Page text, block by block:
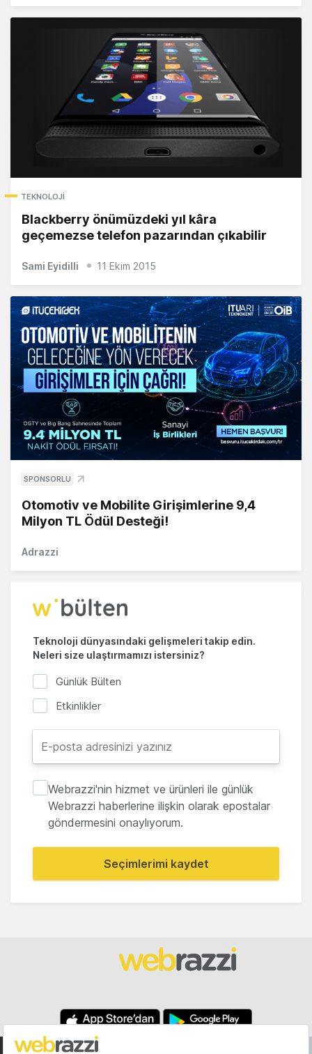
TEKNOLOJI
Blackberry önümüzdeki yıl kâra
geçemezse telefon pazarından çıkabilir
Sami Eyidilli 11 Ekim 2015
SPONSORLU
Otomotiv ve Mobilite Girişimlerine 9,4
Milyon TL Ödül Desteği!
Adrazzi
Teknoloji dünyasındaki gelişmeleri takip edin.
Neleri size ulaştırmamızı istersiniz?
Günlük Bülten
Etkinlikler
Webrazzi'nin hizmet ve ürünleri ile günlük
Webrazzi haberlerine ilişkin olarak epostalar
göndermesini onaylıyorum.
Seçimlerimi kaydet